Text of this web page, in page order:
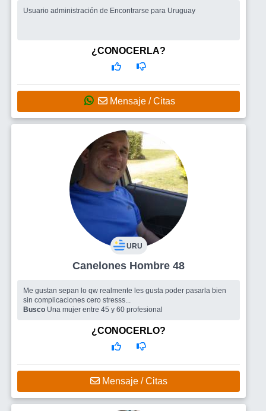
Usuario administración de Encontrarse para Uruguay
¿CONOCERLA?
Mensaje / Citas
URU
Canelones Hombre 48
Me gustan sepan lo qw realmente les gusta poder pasarla bien
sin complicaciones cero stresss...
Busco Una mujer entre 45 y 60 profesional
¿CONOCERLO?
Mensaje / Citas